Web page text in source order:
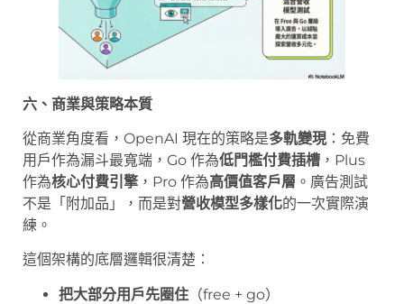
六、商業與策略本質
從商業角度看，OpenAI 現在的策略是多軌變現：免費
用戶作為漏斗最寬端，Go 作為低門檻付費插槽 ，Plus
作為核心付費引擎 ，Pro 作為高價值客戶層 。廣告測試
不是「附加品」，而是對營收模型多樣化的一次實際演
練。
這個架構的底層邏輯很清楚：
把大部分用戶先圈住 （free + go）